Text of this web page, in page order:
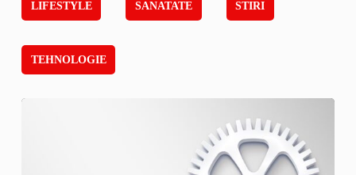
LIFESTYLE SANATATE STIRI
TEHNOLOGIE